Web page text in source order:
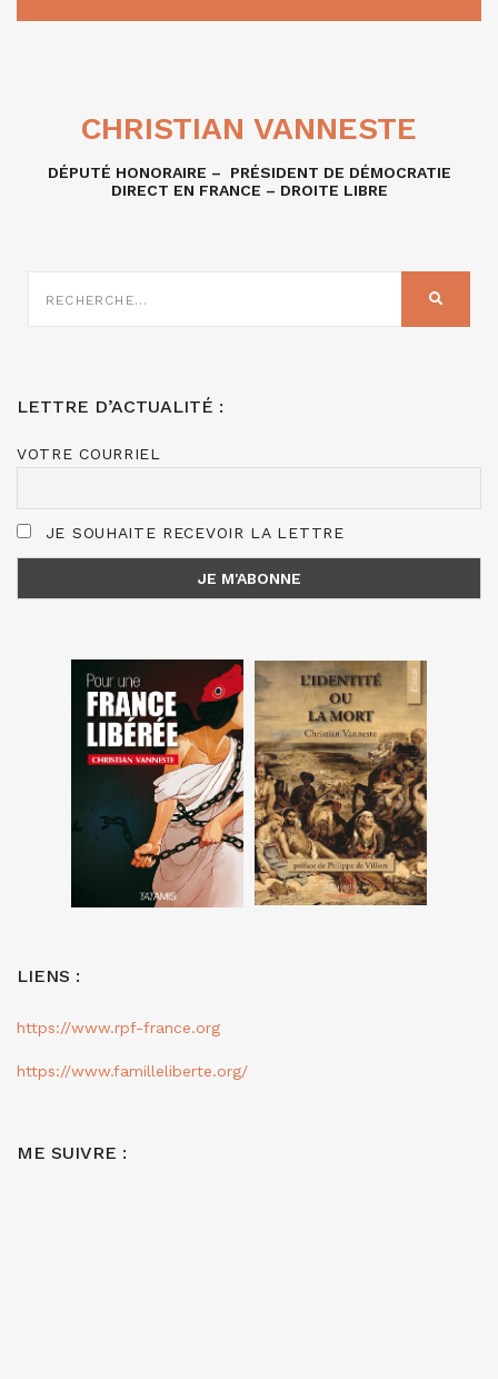
CHRISTIAN VANNESTE
DÉPUTÉ HONORAIRE – PRÉSIDENT DE DÉMOCRATIE
DIRECT EN FRANCE – DROITE LIBRE
SUR
LETTRE D’ACTUALITÉ :
VOTRE COURRIEL
JE SOUHAITE RECEVOIR LA LETTRE
LIENS :
https://www.rpf-france.org
https://www.familleliberte.org/
ME SUIVRE :